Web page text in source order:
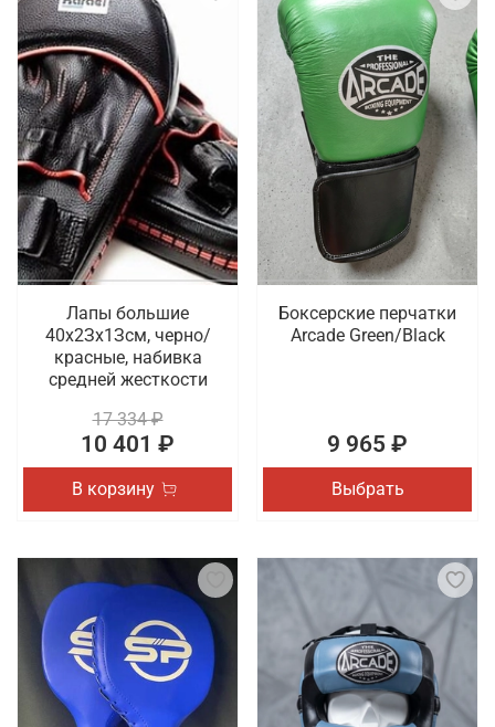
Лапы большие
40х2Зх1Зсм, черно/
красные, набивка
средней жесткости
17 334 ₽
10 401 ₽
В корзину
Боксерские перчатки
Arcade Green/Black
9 965 ₽
Выбрать